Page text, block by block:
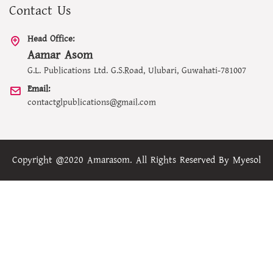
Contact Us
Head Office:
Aamar Asom
G.L. Publications Ltd. G.S.Road, Ulubari, Guwahati-781007
Email:
contactglpublications@gmail.com
Copyright @2020 Amarasom. All Rights Reserved By Myesol